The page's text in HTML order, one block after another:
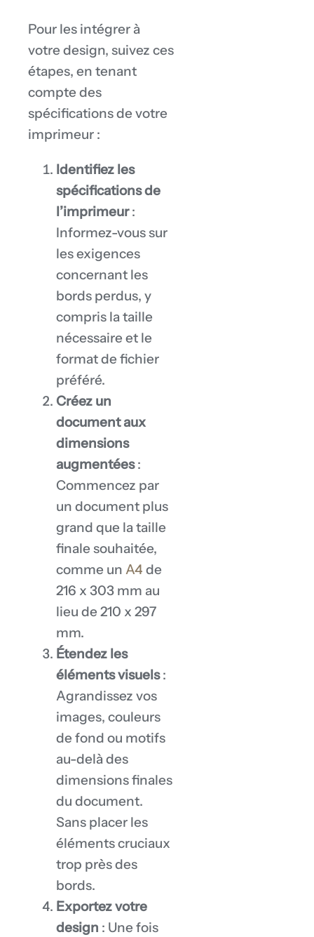
Pour les intégrer à
votre design, suivez ces
étapes, en tenant
compte des
spécifications de votre
imprimeur :
Identifiez les
spécifications de
l’imprimeur:
Informez-vous sur
les exigences
concernant les
bords perdus, y
compris la taille
nécessaire et le
format de fichier
préféré.
Créez un
document aux
dimensions
augmentées:
Commencez par
un document plus
grand que la taille
finale souhaitée,
comme un A4 de
216 x 303 mm au
lieu de 210 x 297
mm.
Étendez les
éléments visuels:
Agrandissez vos
images, couleurs
de fond ou motifs
au-delà des
dimensions finales
du document.
Sans placer les
éléments cruciaux
trop près des
bords.
Exportez votre
design : Une fois